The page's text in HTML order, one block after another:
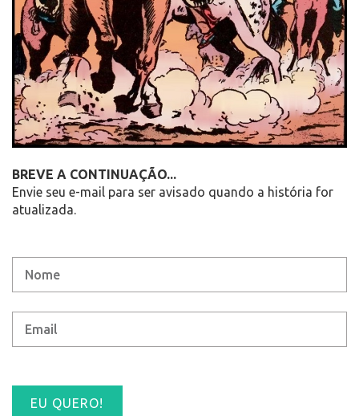
BREVE A CONTINUAÇÃO...
Envie seu e-mail para ser avisado quando a história for
atualizada.